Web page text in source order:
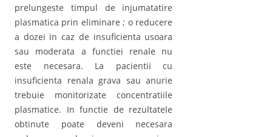
prelungeste timpul de injumatatire
plasmatica prin eliminare ; o reducere
a dozei in caz de insuficienta usoara
sau moderata a functiei renale nu
este necesara. La pacientii cu
insuficienta renala grava sau anurie
trebuie monitorizate concentratiile
plasmatice. In functie de rezultatele
obtinute poate deveni necesara